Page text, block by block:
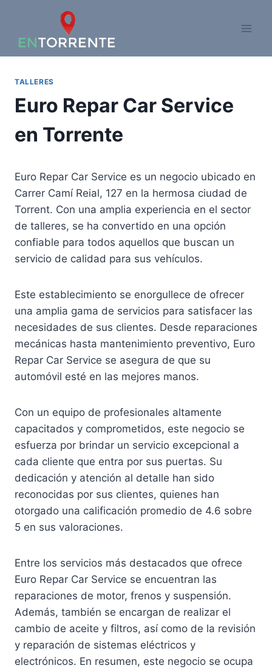
contenido
TALLERES
Euro Repar Car Service
en Torrente
Euro Repar Car Service es un negocio ubicado en
Carrer Camí Reial, 127 en la hermosa ciudad de
Torrent. Con una amplia experiencia en el sector
de talleres, se ha convertido en una opción
confiable para todos aquellos que buscan un
servicio de calidad para sus vehículos.
Este establecimiento se enorgullece de ofrecer
una amplia gama de servicios para satisfacer las
necesidades de sus clientes. Desde reparaciones
mecánicas hasta mantenimiento preventivo, Euro
Repar Car Service se asegura de que su
automóvil esté en las mejores manos.
Con un equipo de profesionales altamente
capacitados y comprometidos, este negocio se
esfuerza por brindar un servicio excepcional a
cada cliente que entra por sus puertas. Su
dedicación y atención al detalle han sido
reconocidas por sus clientes, quienes han
otorgado una calificación promedio de 4.6 sobre
5 en sus valoraciones.
Entre los servicios más destacados que ofrece
Euro Repar Car Service se encuentran las
reparaciones de motor, frenos y suspensión.
Además, también se encargan de realizar el
cambio de aceite y filtros, así como de la revisión
y reparación de sistemas eléctricos y
electrónicos. En resumen, este negocio se ocupa